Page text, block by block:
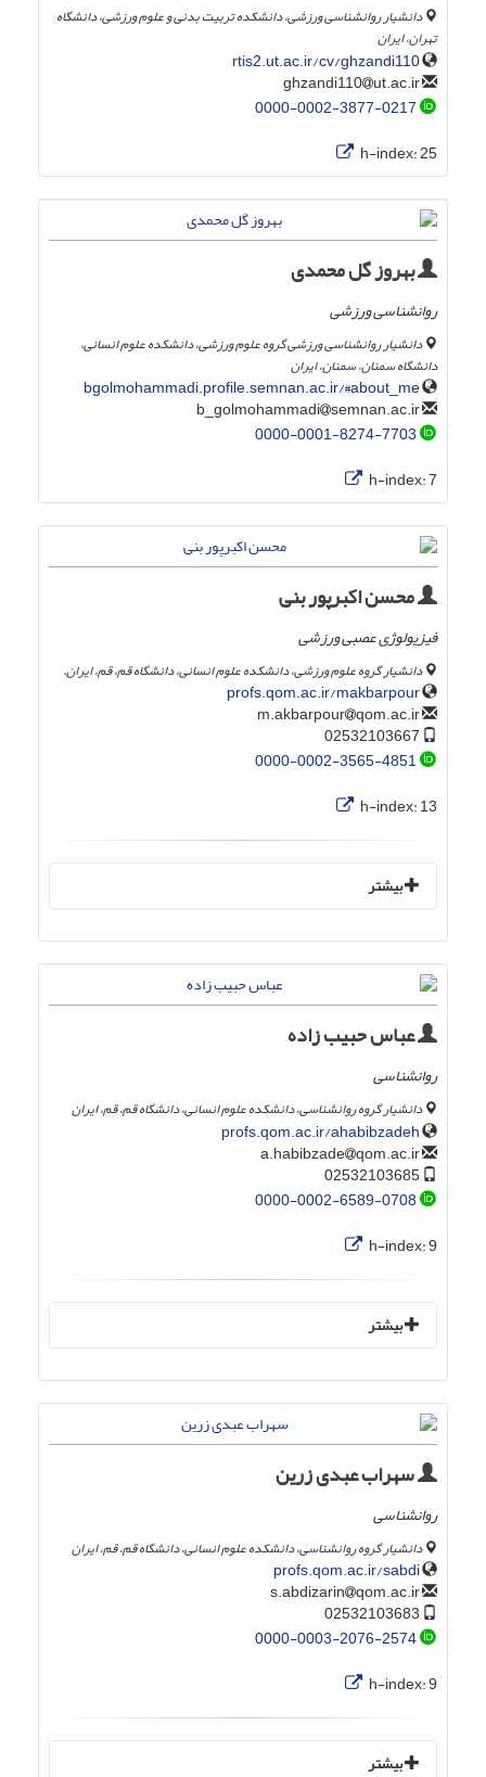
دانشیار روانشناسی ورزشی، دانشکده تربیت بدنی و علوم ورزشی، دانشگاه
تهران، ایران
rtis2.ut.ac.ir/cv/ghzandi110
ut.ac.ir
0000-0002-3877-0217
h-index:25
بهروز گل محمدی
روانشناسی ورزشی
دانشیار روانشناسی ورزشی گروه علوم ورزشی، دانشکده علوم انسانی،
دانشگاه سمنان، سمنان، ایران
bgolmohammadi.profile.semnan.ac.ir/#about_me
semnan.ac.ir
0000-0001-8274-7703
h-index:7
محسن اکبرپور بنی
فیزیولوژی عصبی ورزشی
دانشیار گروه علوم ورزشی، دانشکده علوم انسانی، دانشگاه قم، قم، ایران.
profs.qom.ac.ir/makbarpour
qom.ac.ir
0000-0002-3565-4851
h-index:13
بیشتر
عباس حبیب زاده
روانشناسی
دانشیار گروه روانشناسی، دانشکده علوم انسانی، دانشگاه قم، قم، ایران
profs.qom.ac.ir/ahabibzadeh
qom.ac.ir
0000-0002-6589-0708
h-index:9
بیشتر
سهراب عبدی زرین
روانشناسی
دانشیار گروه روانشناسی، دانشکده علوم انسانی، دانشگاه قم، قم، ایران
profs.qom.ac.ir/sabdi
qom.ac.ir
0000-0003-2076-2574
h-index:9
بیشتر